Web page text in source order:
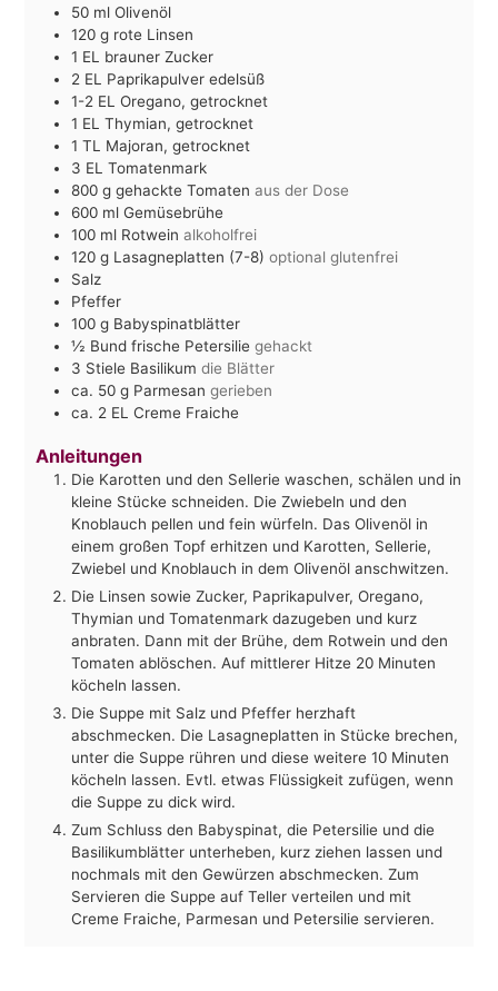
50 ml Olivenöl
120 g rote Linsen
1 EL
brauner Zucker
2 EL
Paprikapulver edelsüß
1-2 EL Oregano, getrocknet
1 EL Thymian, getrocknet
1 TL
Majoran, getrocknet
3 EL Tomatenmark
800 g gehackte Tomaten aus der Dose
600 ml Gemüsebrühe
100 ml Rotwein alkoholfrei
120 g Lasagneplatten (7-8) optional glutenfrei
Salz
Pfeffer
100 g Babyspinatblätter
½ Bund frische Petersilie gehackt
3 Stiele Basilikum die Blätter
ca. 50 g Parmesan gerieben
ca. 2 EL Creme Fraiche
Anleitungen
Die Karotten und den Sellerie waschen, schälen und in
kleine Stücke schneiden. Die Zwiebeln und den
Knoblauch pellen und fein würfeln. Das Olivenöl in
einem großen Topf erhitzen und Karotten, Sellerie,
Zwiebel und Knoblauch in dem Olivenöl anschwitzen.
Die Linsen sowie Zucker, Paprikapulver, Oregano,
Thymian und Tomatenmark dazugeben und kurz
anbraten. Dann mit der Brühe, dem Rotwein und den
Tomaten ablöschen. Auf mittlerer Hitze 20 Minuten
köcheln lassen.
Die Suppe mit Salz und Pfeffer herzhaft
abschmecken. Die Lasagneplatten in Stücke brechen,
unter die Suppe rühren und diese weitere 10 Minuten
köcheln lassen. Evtl. etwas Flüssigkeit zufügen, wenn
die Suppe zu dick wird.
Zum Schluss den Babyspinat, die Petersilie und die
Basilikumblätter unterheben, kurz ziehen lassen und
nochmals mit den Gewürzen abschmecken. Zum
Servieren die Suppe auf Teller verteilen und mit
Creme Fraiche, Parmesan und Petersilie servieren.